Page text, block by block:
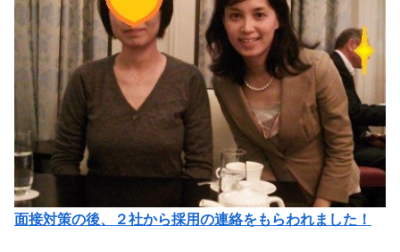
面接対策の後、２社から採用の連絡をもらわれました！